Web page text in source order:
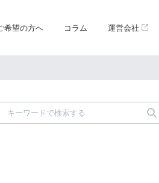
希望の方へ コラム 運営会社